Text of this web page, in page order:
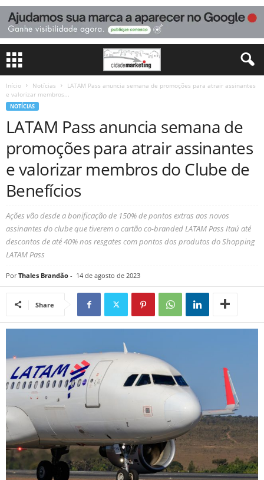
Início Notícias
LATAM Pass anuncia semana de promoções para atrair assinantes
e valorizar membros...
NOTÍCIAS
LATAM Pass anuncia semana de
promoções para atrair assinantes
e valorizar membros do Clube de
Benefícios
Ações vão desde a bonificação de 150% de pontos extras aos novos
assinantes do clube que tiverem o cartão co-branded LATAM Pass Itaú até
descontos de até 40% nos resgates com pontos dos produtos do Shopping
LATAM Pass
Por Thales Brandão - 14 de agosto de 2023
Share